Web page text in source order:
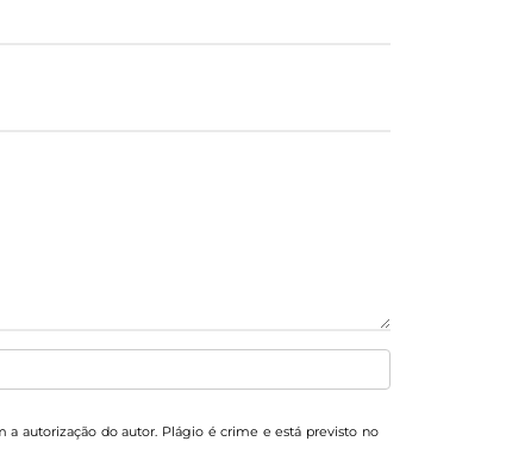
a autorização do autor. Plágio é crime e está previsto no